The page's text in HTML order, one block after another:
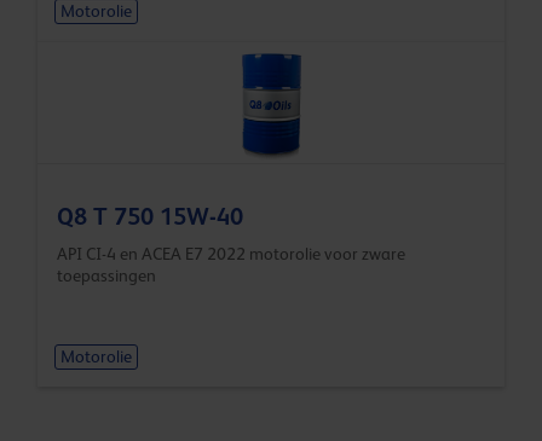
Motorolie
Q8 T 750 15W-40
API CI-4 en ACEA E7 2022 motorolie voor zware
toepassingen
Motorolie